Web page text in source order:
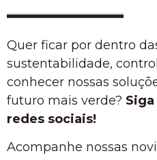
Quer ficar por dentro
sustentabilidade,
conhecer nossas
futuro mais verde?
redes sociais!
Acompanhe nossas